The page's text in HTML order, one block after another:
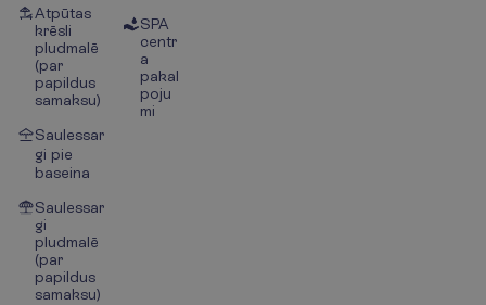
Atpūtas
krēsli
pludmalē
(par
papildus
samaksu)
Saulessar
gi pie
baseina
Saulessar
gi
pludmalē
(par
papildus
samaksu)
SPA
centr
a
pakal
poju
mi